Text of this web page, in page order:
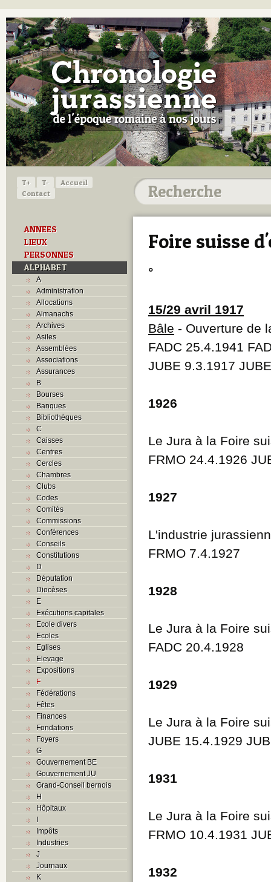
T+ T-
Accueil
Contact
ANNEES
LIEUX
PERSONNES
ALPHABET
A
Administration
Allocations
Almanachs
Archives
Asiles
Assemblées
Associations
Assurances
B
Bourses
Banques
Bibliothèques
C
Caisses
Centres
Cercles
Chambres
Clubs
Codes
Comités
Commissions
Conférences
Conseils
Constitutions
D
Députation
Diocèses
E
Exécutions capitales
Ecole divers
Ecoles
Eglises
Elevage
Expositions
F
Fédérations
Fêtes
Finances
Fondations
Foyers
G
Gouvernement BE
Gouvernement JU
Grand-Conseil bernois
H
Hôpitaux
I
Impôts
Industries
J
Journaux
K
Foire suisse
°
15/29 avril 1917
Bâle - Ouverture de
FADC 25.4.1941
JUBE 9.3.1917
1926
Le Jura à la Foire
FRMO 24.4.1926
1927
L'industrie
FRMO 7.4.1927
1928
Le Jura à la Foire
FADC 20.4.1928
1929
Le Jura à la Foire
JUBE 15.4.1929
1931
Le Jura à la Foire
FRMO 10.4.1931
1932